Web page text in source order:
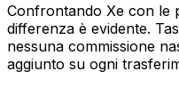
Confrontando Xe con le
differenza è evidente.
nessuna commissione
aggiunto su ogni